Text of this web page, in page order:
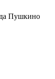
Пушкино